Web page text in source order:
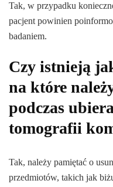
Tak, w przypadku
pacjent powinien
badaniem.
Czy istnieją
na które
podczas
tomografii
Tak, należy pamiętać o
przedmiotów, takich jak